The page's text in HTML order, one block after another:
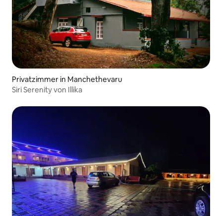
Privatzimmer in Manchethevaru
Siri Serenity von Illika